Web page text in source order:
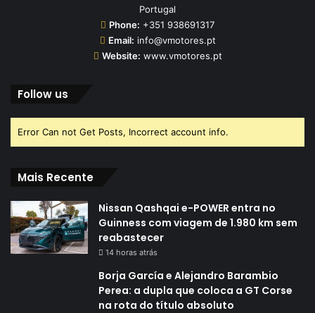
Portugal
Phone: +351 938691317
Email: info@vmotores.pt
Website: www.vmotores.pt
Follow us
Error Can not Get Posts, Incorrect account info.
Mais Recente
Nissan Qashqai e-POWER entra no
Guinness com viagem de 1.980 km sem
reabastecer
14 horas atrás
Borja García e Alejandro Barambio
Perea: a dupla que coloca a GT Corse
na rota do título absoluto